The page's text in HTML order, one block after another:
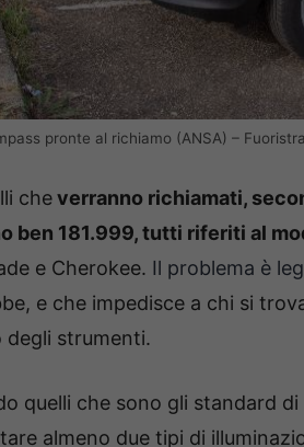
pronte al richiamo (ANSA) –
cheverranno richiamati,
ben 181.999, tutti riferiti al
e Cherokee. Il problema è
e che impedisce a chi si
degli strumenti.
quelli che sono gli standard
almeno due tipi di